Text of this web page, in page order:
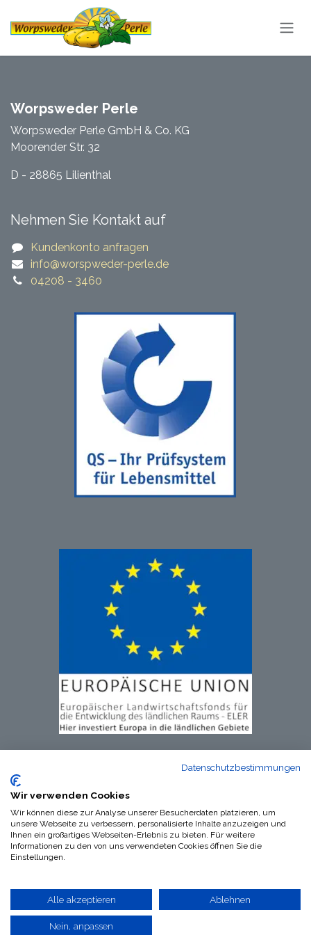
Zum Inhalt springen
Worpsweder Perle
Worpsweder Perle GmbH & Co. KG
Moorender Str. 32
D - 28865 Lilienthal
Nehmen Sie Kontakt auf
Kundenkonto anfragen
​​info@worspweder-perle.de​​
04208 - 3460
Impressum
Copyright © Worpsweder Perle GmbH & Co. KG
Datenschutzbestimmungen
Wir verwenden Cookies
Wir können diese zur Analyse unserer Besucherdaten platzieren, um
unsere Webseite zu verbessern, personalisierte Inhalte anzuzeigen und
Ihnen ein großartiges Webseiten-Erlebnis zu bieten. Für weitere
Informationen zu den von uns verwendeten Cookies öffnen Sie die
Einstellungen.
Alle akzeptieren Ablehnen
Nein, anpassen